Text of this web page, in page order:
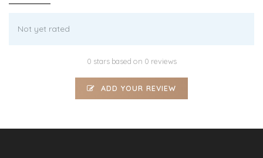
Not yet rated
0 stars based on 0 reviews
ADD YOUR REVIEW